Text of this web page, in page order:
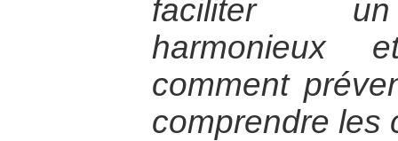
faciliter un
harmonieux
comment
comprendre les